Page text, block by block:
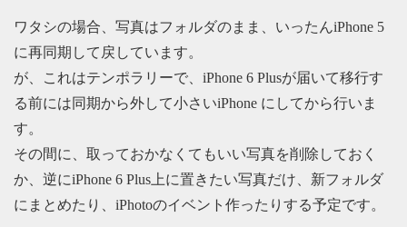
ワタシの場合、写真はフォルダのまま、いったんiPhone 5
に再同期して戻しています。
が、これはテンポラリーで、iPhone 6 Plusが届いて移行す
る前には同期から外して小さいiPhone にしてから行いま
す。
その間に、取っておかなくてもいい写真を削除しておく
か、逆にiPhone 6 Plus上に置きたい写真だけ、新フォルダ
にまとめたり、iPhotoのイベント作ったりする予定です。